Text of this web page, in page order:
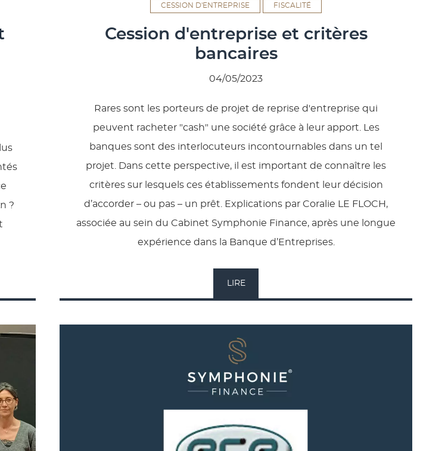
?
CESSION D'ENTREPRISE FISCALITÉ
Cession d'entreprise et critères
bancaires
04/05/2023
Rares sont les porteurs de projet de reprise d'entreprise qui
peuvent racheter "cash" une société grâce à leur apport. Les
banques sont des interlocuteurs incontournables dans un tel
projet. Dans cette perspective, il est important de connaître les
critères sur lesquels ces établissements fondent leur décision
d’accorder – ou pas – un prêt. Explications par Coralie LE FLOCH,
associée au sein du Cabinet Symphonie Finance, après une longue
expérience dans la Banque d’Entreprises.
LIRE